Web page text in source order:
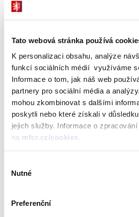
Tato webová stránka používá
K personalizaci obsahu, analýze
funkcí sociálních médií využíváme
Informace o tom, jak náš web
partnery pro sociální média a
mohou zkombinovat s dalšími
poskytli nebo které získali v
jejich služby. Informace o
na mfcr.cz/cookies
souhlasu
Nutné
Preferenční
měsíční
účastníka
Objem
(Kč)
450
Přírůstek
4,4
- z toho na PP
Objem
(Kč)
450
(Kč)
DPS - doplňkové penzijní spoření
evidenci ukončena
2) Nové smlouvy o PP podle zákona č.
připojištění se státním příspěvkem, bylo
30.11.2012